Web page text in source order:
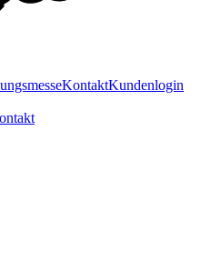
KontaktKundenlogin